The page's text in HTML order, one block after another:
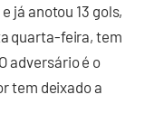
já anotou 13 gols,
quarta-feira, tem
adversário é o
tem deixado a